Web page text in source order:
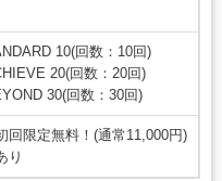
10(回数：10回)
20(回数：20回)
30(回数：30回)
回限定無料！(通常11,000円)
り